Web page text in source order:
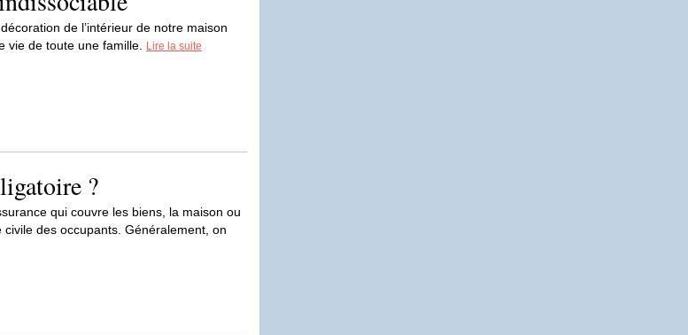
de l’intérieur de notre maison
vie de toute une famille.
Lire la suite
?
qui couvre les biens, la maison ou
des occupants. Généralement, on